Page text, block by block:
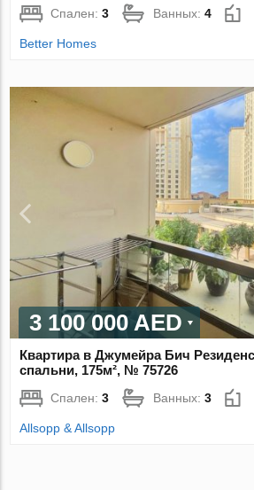
Спален:3 Ванных:4
Better Homes
3 100 000 AED
Квартира в Джумейра Бич
спальни, 175м², № 75726
Спален:3 Ванных:3
Allsopp & Allsopp